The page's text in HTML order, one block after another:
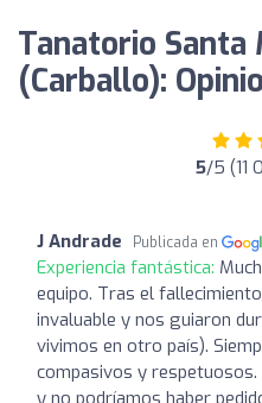
Tanatorio
(Carballo):
5/5 (11
J Andrade Publicada en
Experiencia fantástica:
equipo. Tras el
invaluable y nos guiaron
vivimos en otro país).
compasivos y
y no podríamos haber